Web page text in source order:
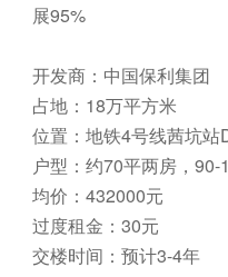
展95%
开发商：中国保利集团
占地：18万平方米
位置：地铁4号线茜坑站
户型：约70平两房，
均价：432000元
过度租金：30元
交楼时间：预计3-4年